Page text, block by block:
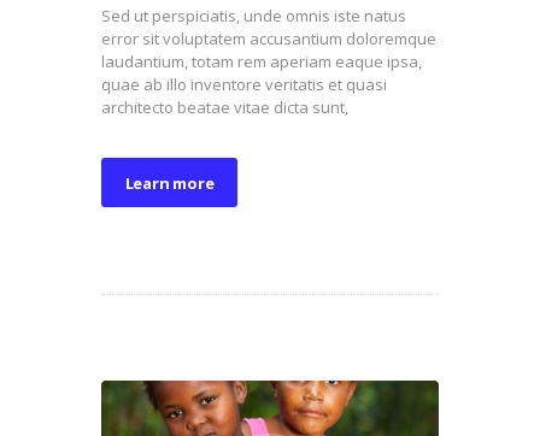
Sed ut perspiciatis, unde omnis iste natus
error sit voluptatem accusantium doloremque
laudantium, totam rem aperiam eaque ipsa,
quae ab illo inventore veritatis et quasi
architecto beatae vitae dicta sunt,
Learn more